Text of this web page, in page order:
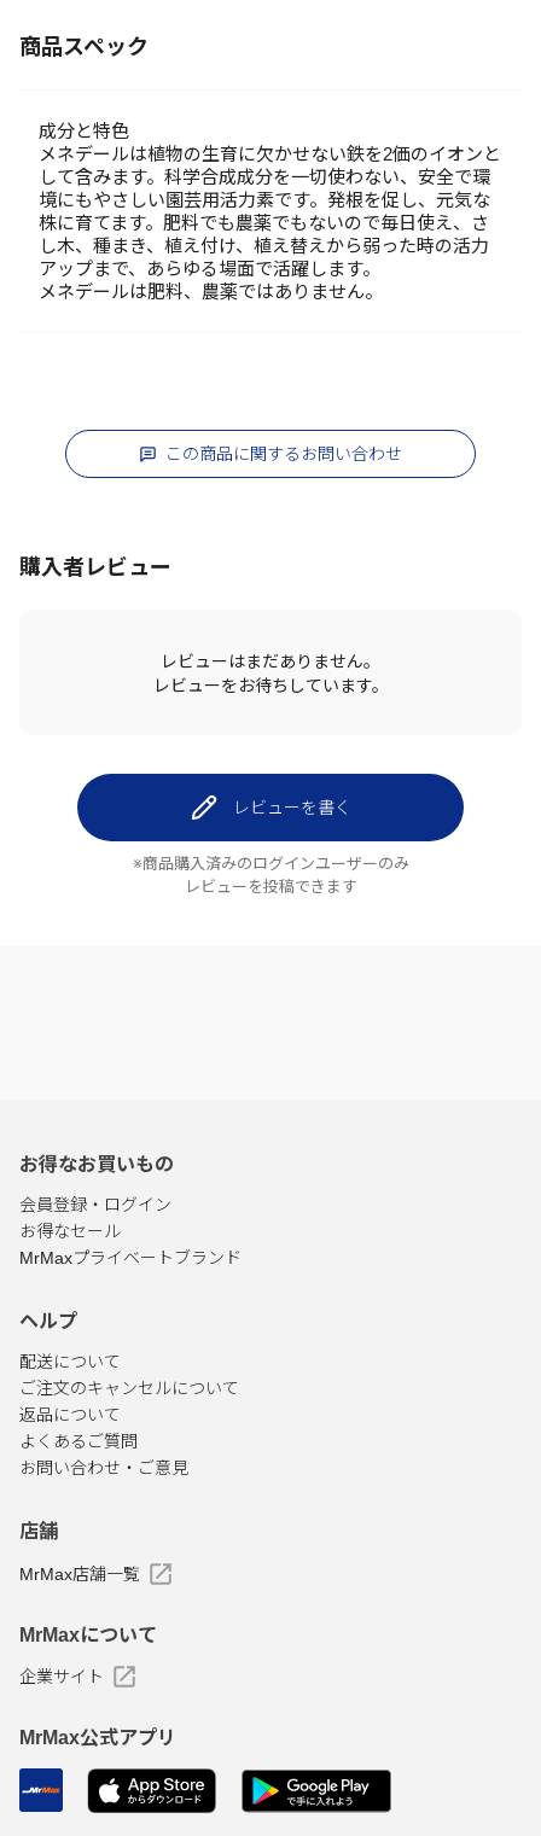
商品スペック
成分と特色
メネデールは植物の生育に欠かせない鉄を2価のイオンと
して含みます。科学合成成分を一切使わない、安全で環
境にもやさしい園芸用活力素です。発根を促し、元気な
株に育てます。肥料でも農薬でもないので毎日使え、さ
し木、種まき、植え付け、植え替えから弱った時の活力
アップまで、あらゆる場面で活躍します。
メネデールは肥料、農薬ではありません。
この商品に関するお問い合わせ
購入者レビュー
レビューはまだありません。
レビューをお待ちしています。
レビューを書く
※商品購入済みのログインユーザーのみ
レビューを投稿できます
お得なお買いもの
会員登録・ログイン
お得なセール
MrMaxプライベートブランド
ヘルプ
配送について
ご注文のキャンセルについて
返品について
よくあるご質問
お問い合わせ・ご意見
店舗
MrMax店舗一覧
MrMaxについて
企業サイト
MrMax公式アプリ